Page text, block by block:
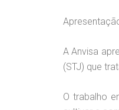
A Anvisa
(STJ) que
O trabalho